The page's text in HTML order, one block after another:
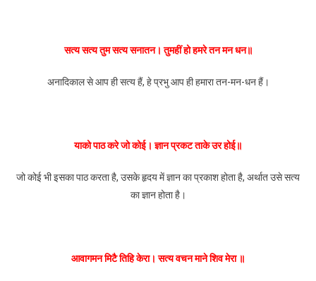
सत्य सत्य तुम सत्य सनातन। तुमहीं हो हमरे तन मन धन॥
अनादिकाल से आप ही सत्य हैं, हे प्रभु आप ही हमारा तन-मन-धन हैं।
याको पाठ करे जो कोई। ज्ञान प्रकट ताके उर होई॥
जो कोई भी इसका पाठ करता है, उसके हृदय में ज्ञान का प्रकाश होता है, अर्थात उसे सत्य
का ज्ञान होता है।
आवागमन मिटै तिहि केरा। सत्य वचन माने शिव मेरा ॥